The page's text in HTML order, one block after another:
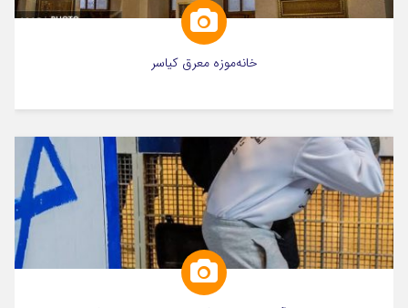
خانه‌موزه معرق‌ کیاسر